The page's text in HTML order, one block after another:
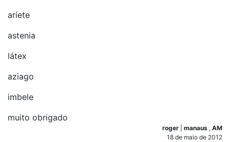
aríete
astenia
látex
aziago
imbele
muito obrigado
roger manaus , AM
18 de maio de 2012